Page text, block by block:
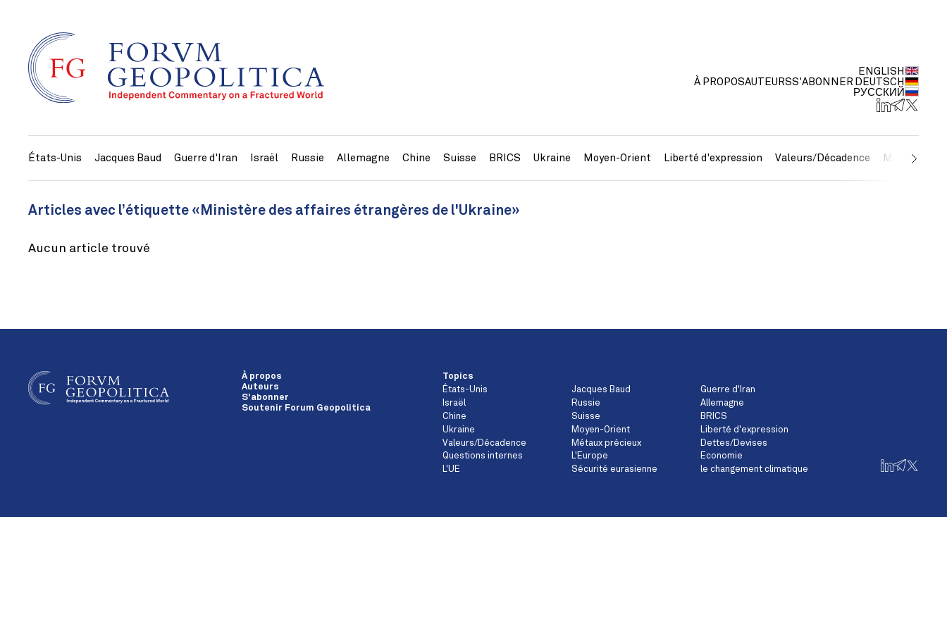
À PROPOSAUTEURSS'ABONNER
ENGLISH
DEUTSCH
РУССКИЙ
États-Unis Jacques Baud Guerre d'Iran Israël Russie Allemagne Chine Suisse BRICS Ukraine Moyen-Orient Liberté d'expression Valeurs/Décadence Métaux
Articles avec l’étiquette «Ministère des affaires étrangères de l'Ukraine»
Aucun article trouvé
À propos
Auteurs
S'abonner
Soutenir Forum Geopolitica
Topics
États-Unis
Jacques Baud
Guerre d'Iran
Israël
Russie
Allemagne
Chine
Suisse
BRICS
Ukraine
Moyen-Orient
Liberté d'expression
Valeurs/Décadence
Métaux précieux
Dettes/Devises
Questions internes
L'Europe
Economie
L'UE
Sécurité eurasienne le changement climatique